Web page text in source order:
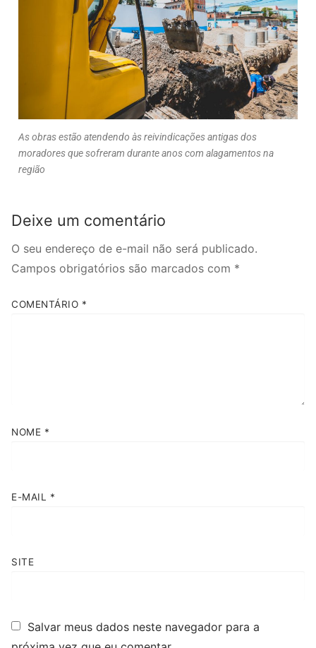
As obras estão atendendo às reivindicações antigas dos
moradores que sofreram durante anos com alagamentos na
região
Deixe um comentário
O seu endereço de e-mail não será publicado.
Campos obrigatórios são marcados com *
COMENTÁRIO *
NOME *
E-MAIL *
SITE
Salvar meus dados neste navegador para a